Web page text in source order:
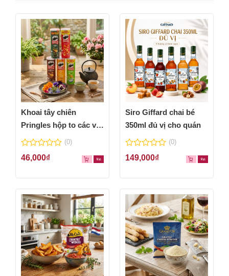
Khoai tây chiên
Pringles hộp to các vị
thơm ngon
0
out
5
(0)
46,000₫
Siro Giffard chai bé
350ml đủ vị cho quán
0
out
5
(0)
149,000₫